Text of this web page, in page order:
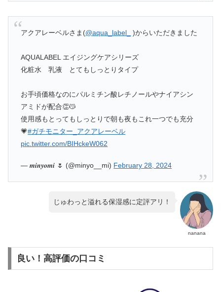
アクアレーベルさま(@aqua_label_ )からいただきました
AQUALABEL エイジングケアシリーズ
化粧水 乳液 とてもしっとりタイプ
お手頃価格なのにパルミチン酸レチノールやナイアシン
アミドが配合👏😽
使用感もとってもしっとりで朝も夜もこれ一つでも充分
💗#ガチモニター_アクアレーベル
pic.twitter.com/BIHckeW062
— 𝒎𝒊𝒏𝒚𝒐𝒎𝒊 🌷 (@minyo__mi) February 28, 2024
nanana
じゅわっと溢れる保湿感に定評アリ！
良い！高評価の口コミ